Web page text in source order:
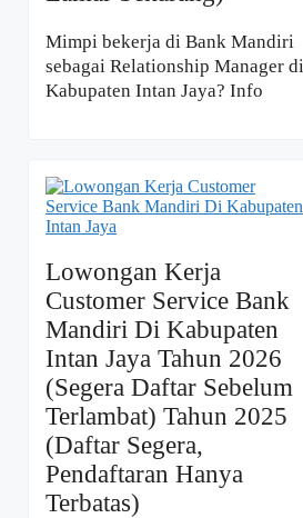
Mimpi bekerja di Bank Mandiri
sebagai Relationship Manager di
Kabupaten Intan Jaya? Info
Lowongan Kerja
Customer Service Bank
Mandiri Di Kabupaten
Intan Jaya Tahun 2026
(Segera Daftar Sebelum
Terlambat) Tahun 2025
(Daftar Segera,
Pendaftaran Hanya
Terbatas)